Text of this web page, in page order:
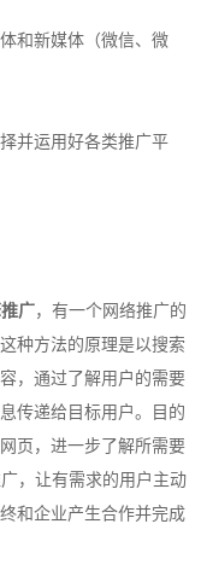
和新媒体（微信、微
并运用好各类推广平
广，有一个网络推广的
种方法的原理是以搜索
，通过了解用户的需要
传递给目标用户。目的
页，进一步了解所需要
，让有需求的用户主动
和企业产生合作并完成